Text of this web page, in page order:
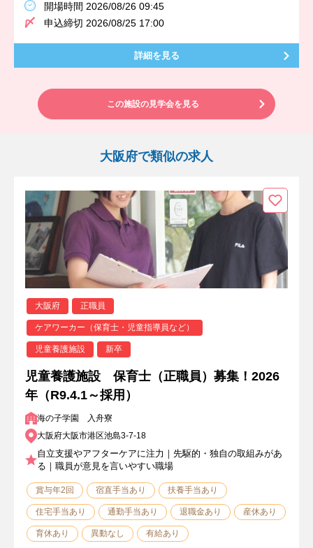
開場時間 2026/08/26 09:45
申込締切 2026/08/25 17:00
詳細を見る
この施設の見学会を見る
大阪府で類似の求人
大阪府 正職員
ケアワーカー（保育士・児童指導員など）
児童養護施設 新卒
児童養護施設 保育士（正職員）募集！2026
年（R9.4.1～採用）
海の子学園 入舟寮
大阪府大阪市港区池島3-7-18
自立支援やアフターケアに注力｜先駆的・独自の取組みがあ
る｜職員が意見を言いやすい職場
賞与年2回 宿直手当あり 扶養手当あり
住宅手当あり 通勤手当あり 退職金あり 産休あり
育休あり 異動なし 有給あり